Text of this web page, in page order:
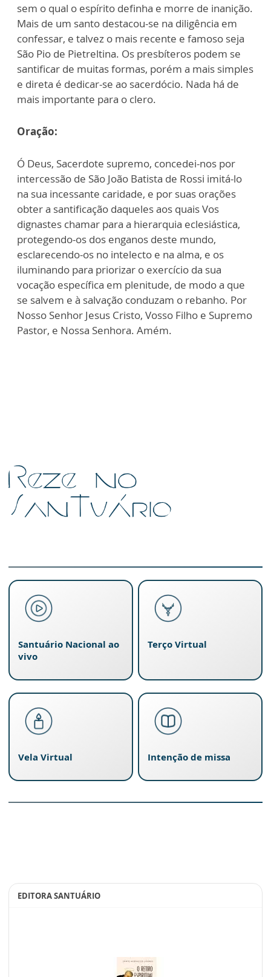
sem o qual o espírito definha e morre de inanição.
Mais de um santo destacou-se na diligência em
confessar, e talvez o mais recente e famoso seja
São Pio de Pietreltina. Os presbíteros podem se
santificar de muitas formas, porém a mais simples
e direta é dedicar-se ao sacerdócio. Nada há de
mais importante para o clero.
Oração:
Ó Deus, Sacerdote supremo, concedei-nos por
intercessão de São João Batista de Rossi imitá-lo
na sua incessante caridade, e por suas orações
obter a santificação daqueles aos quais Vos
dignastes chamar para a hierarquia eclesiástica,
protegendo-os dos enganos deste mundo,
esclarecendo-os no intelecto e na alma, e os
iluminando para priorizar o exercício da sua
vocação específica em plenitude, de modo a que
se salvem e à salvação conduzam o rebanho. Por
Nosso Senhor Jesus Cristo, Vosso Filho e Supremo
Pastor, e Nossa Senhora. Amém.
Santuário Nacional ao
vivo
Terço Virtual
Vela Virtual Intenção de missa
EDITORA SANTUÁRIO